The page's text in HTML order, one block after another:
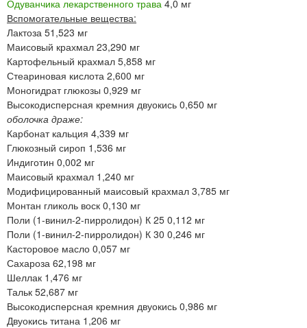
Одуванчика лекарственного трава 4,0 мг
Вспомогательные вещества:
Лактоза 51,523 мг
Маисовый крахмал 23,290 мг
Картофельный крахмал 5,858 мг
Стеариновая кислота 2,600 мг
Моногидрат глюкозы 0,929 мг
Высокодисперсная кремния двуокись 0,650 мг
оболочка драже:
Карбонат кальция 4,339 мг
Глюкозный сироп 1,536 мг
Индиготин 0,002 мг
Маисовый крахмал 1,240 мг
Модифицированный маисовый крахмал 3,785 мг
Монтан гликоль воск 0,130 мг
Поли (1-винил-2-пирролидон) К 25 0,112 мг
Поли (1-винил-2-пирролидон) К 30 0,246 мг
Касторовое масло 0,057 мг
Сахароза 62,198 мг
Шеллак 1,476 мг
Тальк 52,687 мг
Высокодисперсная кремния двуокись 0,986 мг
Двуокись титана 1,206 мг